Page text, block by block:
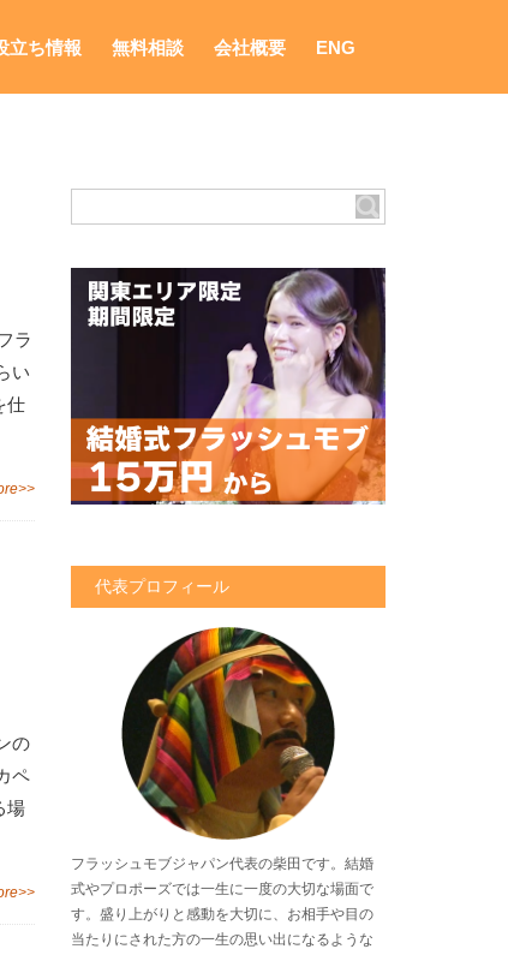
立ち情報 無料相談 会社概要 ENG
ラ
い
仕
の
ペ
場
代表プロフィール
フラッシュモブジャパン代表の柴田です。結婚
式やプロポーズでは一生に一度の大切な場面で
す。盛り上がりと感動を大切に、お相手や目の
当たりにされた方の一生の思い出になるような